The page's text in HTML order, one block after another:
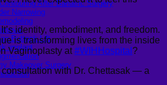
After Bariatric Surgery
Narrowing
Buttock Lift
implant
Makeover Surgery
identity, embodiment, and freedom.
is transforming lives from the inside
Vaginoplasty at#WIHHospital ?
with Dr. Chettasak — a